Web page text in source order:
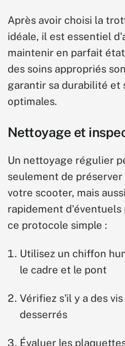
Après avoir choisi la
idéale, il est essentiel
maintenir en parfait
des soins appropriés
garantir sa durabilité et
optimales.
Nettoyage et
Un nettoyage régulier
seulement de
votre scooter, mais
rapidement d'éventuels
ce protocole simple :
Utilisez un chiffon
le cadre et le pont
Vérifiez s'il y a des
desserrés
Évaluer les